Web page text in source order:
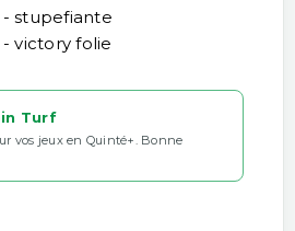
- stupefiante
- victory folie
Turf
vos jeux en Quinté+. Bonne